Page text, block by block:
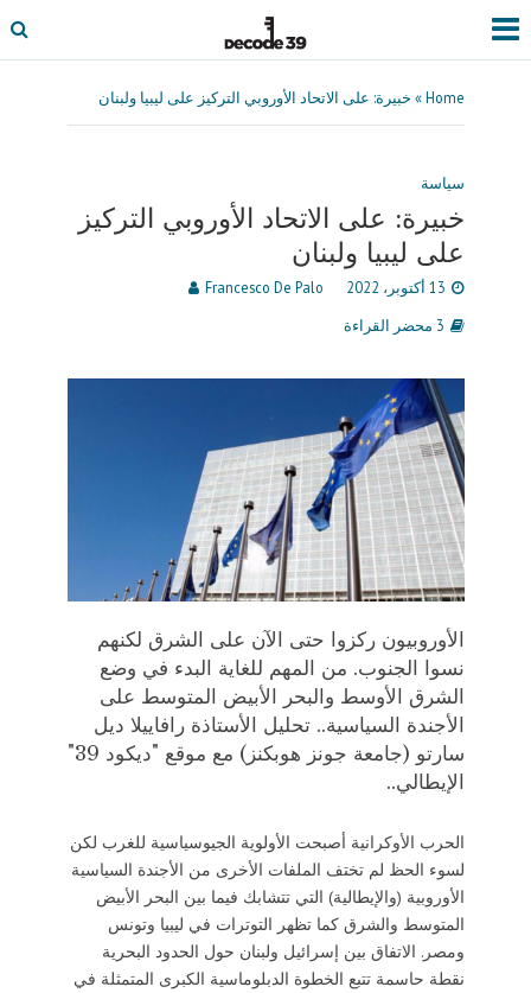
Home
» خبيرة: على الاتحاد الأوروبي التركيز على ليبيا ولبنان
سياسة
خبيرة: على الاتحاد الأوروبي التركيز
على ليبيا ولبنان
13 أكتوبر، 2022
Francesco De Palo
3 محضر القراءة
الأوروبيون ركزوا حتى الآن على الشرق لكنهم
نسوا الجنوب. من المهم للغاية البدء في وضع
الشرق الأوسط والبحر الأبيض المتوسط ​​على
الأجندة السياسية.. تحليل الأستاذة رافاييلا ديل
سارتو (جامعة جونز هوبكنز) مع موقع "ديكود 39"
الإيطالي..
الحرب الأوكرانية أصبحت الأولوية الجيوسياسية للغرب لكن
لسوء الحظ لم تختف الملفات الأخرى من الأجندة السياسية
الأوروبية (والإيطالية) التي تتشابك فيما بين البحر الأبيض
المتوسط ​​والشرق كما تظهر التوترات في ليبيا وتونس
ومصر. الاتفاق بين إسرائيل ولبنان حول الحدود البحرية
نقطة حاسمة تتبع الخطوة الدبلوماسية الكبرى المتمثلة في